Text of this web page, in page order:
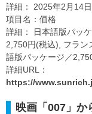
詳細： 2025年2月14
項目名：価格
詳細： 日本語版パッ
2,750円(税込), フラン
語版パッケージ／
詳細URL：
https://
映画「007」か